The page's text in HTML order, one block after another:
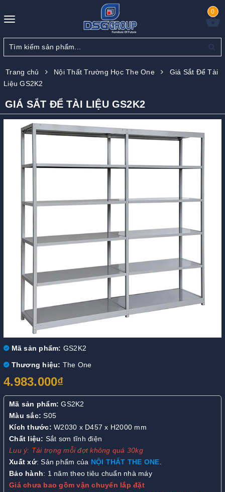
Toggle
0
Trang chủ Nội Thất Trường Học The One
Giá Sắt Để Tài
Liệu GS2K2
GIÁ SẮT ĐỂ TÀI LIỆU GS2K2
Mã sản phẩm: GS2K2
Thương hiệu: The One
4.983.000₫
Mã sản phẩm: GS2K2
Màu sắc: S05
Kích thước: W2030 x D457 x H2000 mm
Chất liệu: Sắt sơn tĩnh điện
Luu ý: Tải trọng mỗi đợt không quá 30kg
Xuất xứ: Sản phẩm của NỘI THẤT THE ONE.
Bảo hành: 1 năm theo tiêu chuẩn nhà máy
Giá chưa bao gồm vận chuyển lắp đặt